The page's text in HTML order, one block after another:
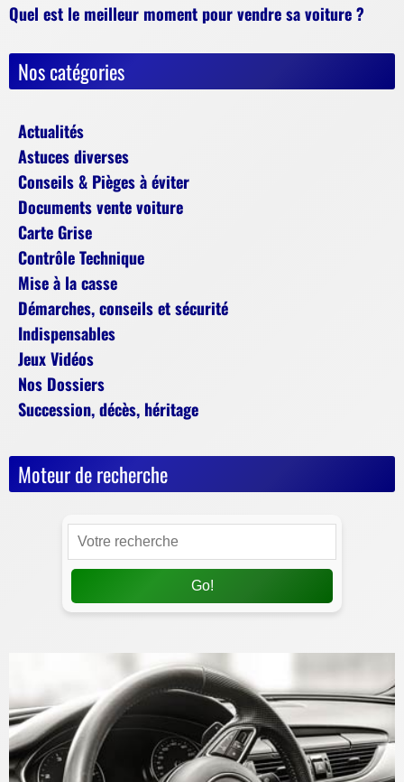
Quel est le meilleur moment pour vendre sa voiture ?
Nos catégories
Actualités
Astuces diverses
Conseils & Pièges à éviter
Documents vente voiture
Carte Grise
Contrôle Technique
Mise à la casse
Démarches, conseils et sécurité
Indispensables
Jeux Vidéos
Nos Dossiers
Succession, décès, héritage
Moteur de recherche
Go!